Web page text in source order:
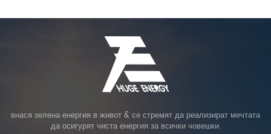
внася зелена енергия в живот & се стремят да реализират мечтата
да осигурят чиста енергия за всички човешки.